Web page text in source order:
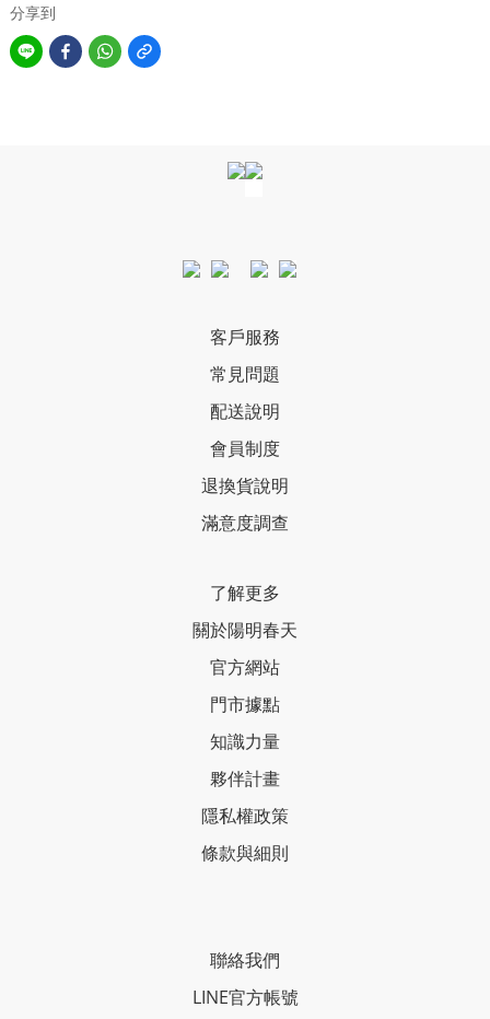
分享到
客戶服務
常見問題
配送說明
會員制度
退換貨說明
滿意度調查
了解更多
關於陽明春天
官方網站
門市據點
知識力量
夥伴計畫
隱私權政策
條款與細則
聯絡我們
LINE官方帳號